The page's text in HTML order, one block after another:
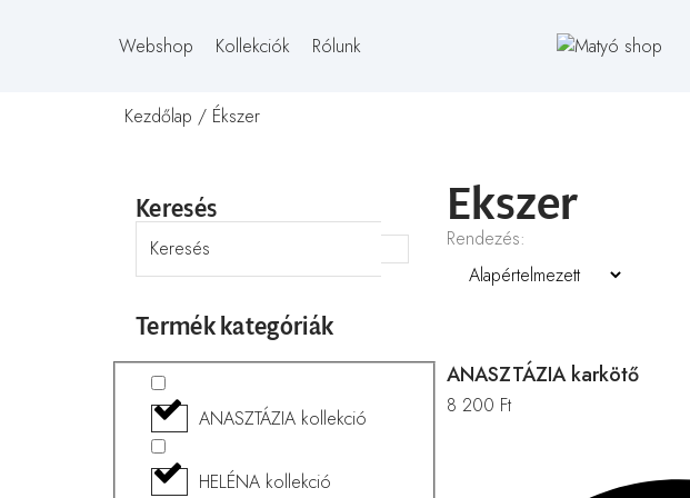
Webshop Kollekciók Rólunk
Kezdőlap / Ékszer
Keresés
Termék kategóriák
ANASZTÁZIA kollekció
HELÉNA kollekció
Ékszer
Rendezés:
ANASZTÁZIA karkötő
8 200 Ft